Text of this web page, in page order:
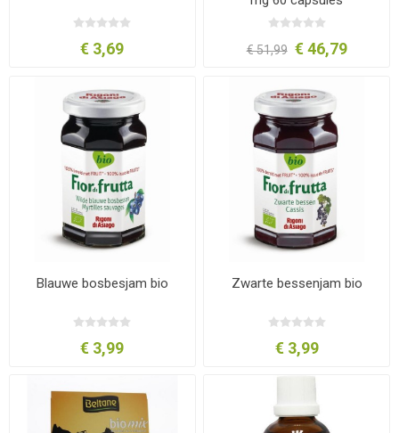
€ 3,69 € 51,99 € 46,79
Blauwe bosbesjam bio
€ 3,99
Zwarte bessenjam bio
€ 3,99